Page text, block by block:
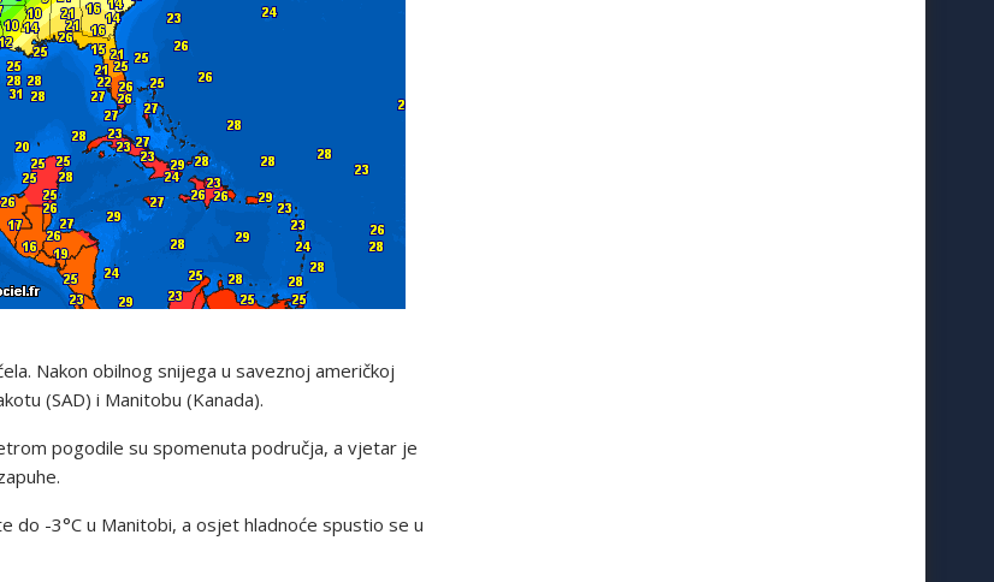
Nakon obilnog snijega u saveznoj američkoj
(SAD) i Manitobu (Kanada).
pogodile su spomenuta područja, a vjetar je
do -3°C u Manitobi, a osjet hladnoće spustio se u